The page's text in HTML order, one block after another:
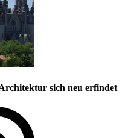
sich neu erfindet